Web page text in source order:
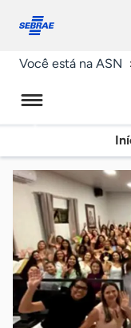
conosco
Você está na ASN